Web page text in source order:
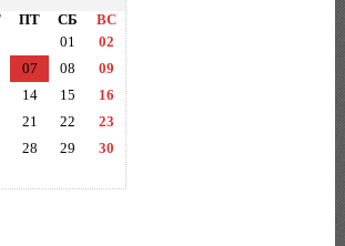
ПТ СБ
ВС
01
02
07 08
09
14 15
16
21 22
23
28 29
30